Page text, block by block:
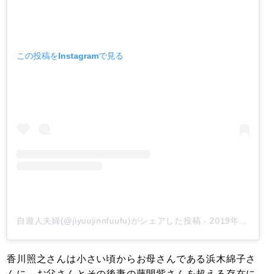
この投稿をInstagramで見る
自遊人夫婦(@jiyuujinnfuufu)がシェアした投稿 - 2019年11月月12日午前1時36分PST
香川照之さんは小さい頃からお母さんである浜木綿子さ